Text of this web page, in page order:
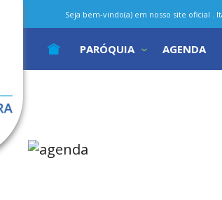
Seja bem-vindo(a) em nosso site oficial .
PARÓQUIA AGENDA